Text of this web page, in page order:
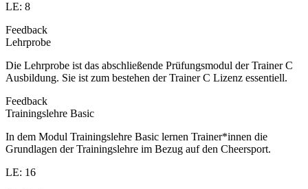
LE: 8
Feedback
Lehrprobe
Die Lehrprobe ist das abschließende Prüfungsmodul der Trainer C
Ausbildung. Sie ist zum bestehen der Trainer C Lizenz essentiell.
Feedback
Trainingslehre Basic
In dem Modul Trainingslehre Basic lernen Trainer*innen die
Grundlagen der Trainingslehre im Bezug auf den Cheersport.
LE: 16